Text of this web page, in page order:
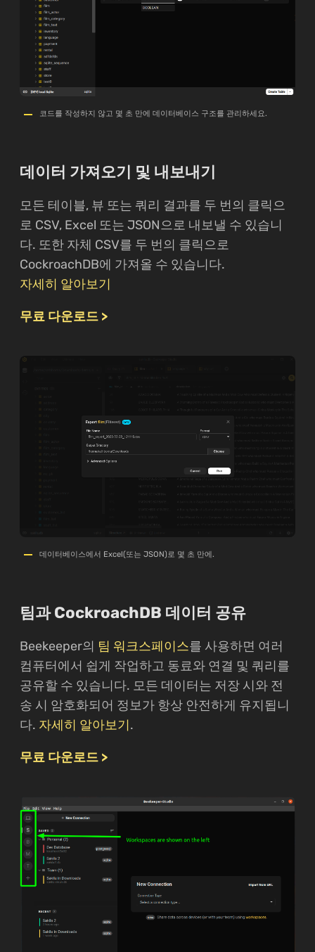
코드를 작성하지 않고 몇 초 만에 데이터베이스 구조를 관리하세요.
데이터 가져오기 및 내보내기
모든 테이블, 뷰 또는 쿼리 결과를 두 번의 클릭으
로 CSV, Excel 또는 JSON으로 내보낼 수 있습니
다. 또한 자체 CSV를 두 번의 클릭으로
CockroachDB에 가져올 수 있습니다.
자세히 알아보기
무료 다운로드 >
데이터베이스에서 Excel(또는 JSON)로 몇 초 만에.
팀과 CockroachDB 데이터 공유
Beekeeper의 팀 워크스페이스를 사용하면 여러
컴퓨터에서 쉽게 작업하고 동료와 연결 및 쿼리를
공유할 수 있습니다. 모든 데이터는 저장 시와 전
송 시 암호화되어 정보가 항상 안전하게 유지됩니
다. 자세히 알아보기.
무료 다운로드 >